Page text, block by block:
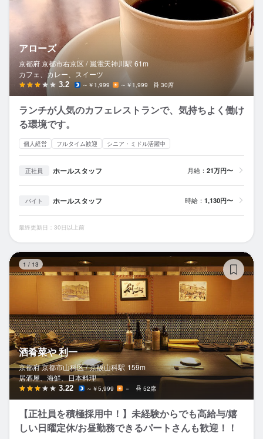
アローズ
京都府 京都市右京区 / 嵐電天神川駅 61m
カフェ、カレー、スイーツ
3.2 ～￥1,999 ～￥1,999 30席
ランチが人気のカフェレストランで、気持ちよく働け
る環境です。
個人経営 フルタイム歓迎 シニア・ミドル活躍中
正社員 ホールスタッフ 月給： 21万円〜
バイト ホールスタッフ 時給： 1,130円〜
最終更新日：30日以上前
1 / 13
酒肴菜や 利一
京都府 京都市山科区 / 京阪山科駅 159m
居酒屋、海鮮、日本料理
3.22 ～￥5,999 － 52席
【正社員を積極採用中！】未経験からでも高給与/嬉
しい日曜定休/お昼勤務できるパートさんも歓迎！！